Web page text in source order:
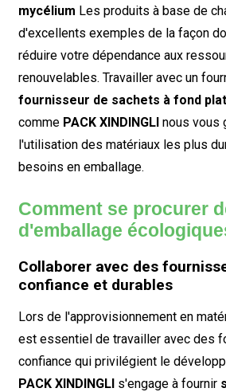
mycélium Les produits à base de
d'excellents exemples de la façon
réduire votre dépendance aux
renouvelables. Travailler avec un
fournisseur de sachets à fond
comme PACK XINDINGLInous vous
l'utilisation des matériaux les plus
besoins en emballage.
Comment se procurer
d'emballage
Collaborer avec des
confiance et durables
Lors de l'approvisionnement en
est essentiel de travailler avec des
confiance qui privilégient le
PACK XINDINGLIs'engage à fournir